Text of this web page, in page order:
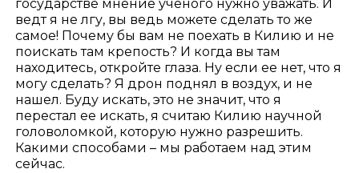
государстве мнение ученого нужно уважать. И
ведт я не лгу, вы ведь можете сделать то же
самое! Почему бы вам не поехать в Килию и не
поискать там крепость? И когда вы там
находитесь, откройте глаза. Ну если ее нет, что я
могу сделать? Я дрон поднял в воздух, и не
нашел. Буду искать, это не значит, что я
перестал ее искать, я считаю Килию научной
головоломкой, которую нужно разрешить.
Какими способами – мы работаем над этим
сейчас.